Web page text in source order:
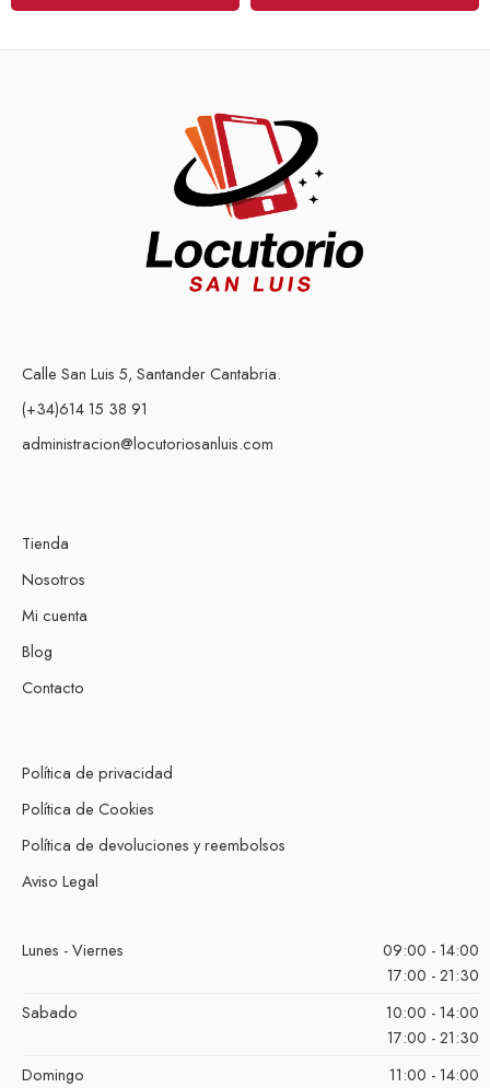
Calle San Luis 5, Santander Cantabria.
(+34)614 15 38 91
administracion@locutoriosanluis.com
Tienda
Nosotros
Mi cuenta
Blog
Contacto
Política de privacidad
Política de Cookies
Política de devoluciones y reembolsos
Aviso Legal
Lunes - Viernes
09:00 - 14:00
17:00 - 21:30
Sabado
10:00 - 14:00
17:00 - 21:30
Domingo
11:00 - 14:00